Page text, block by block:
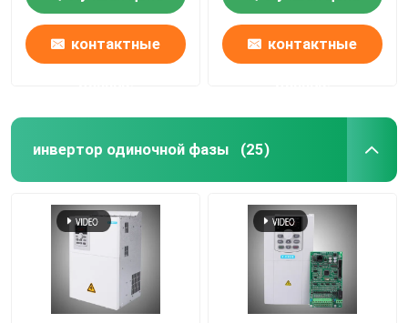
МПРТ 220В
контактные контактные
инвертор одиночной фазы (25)